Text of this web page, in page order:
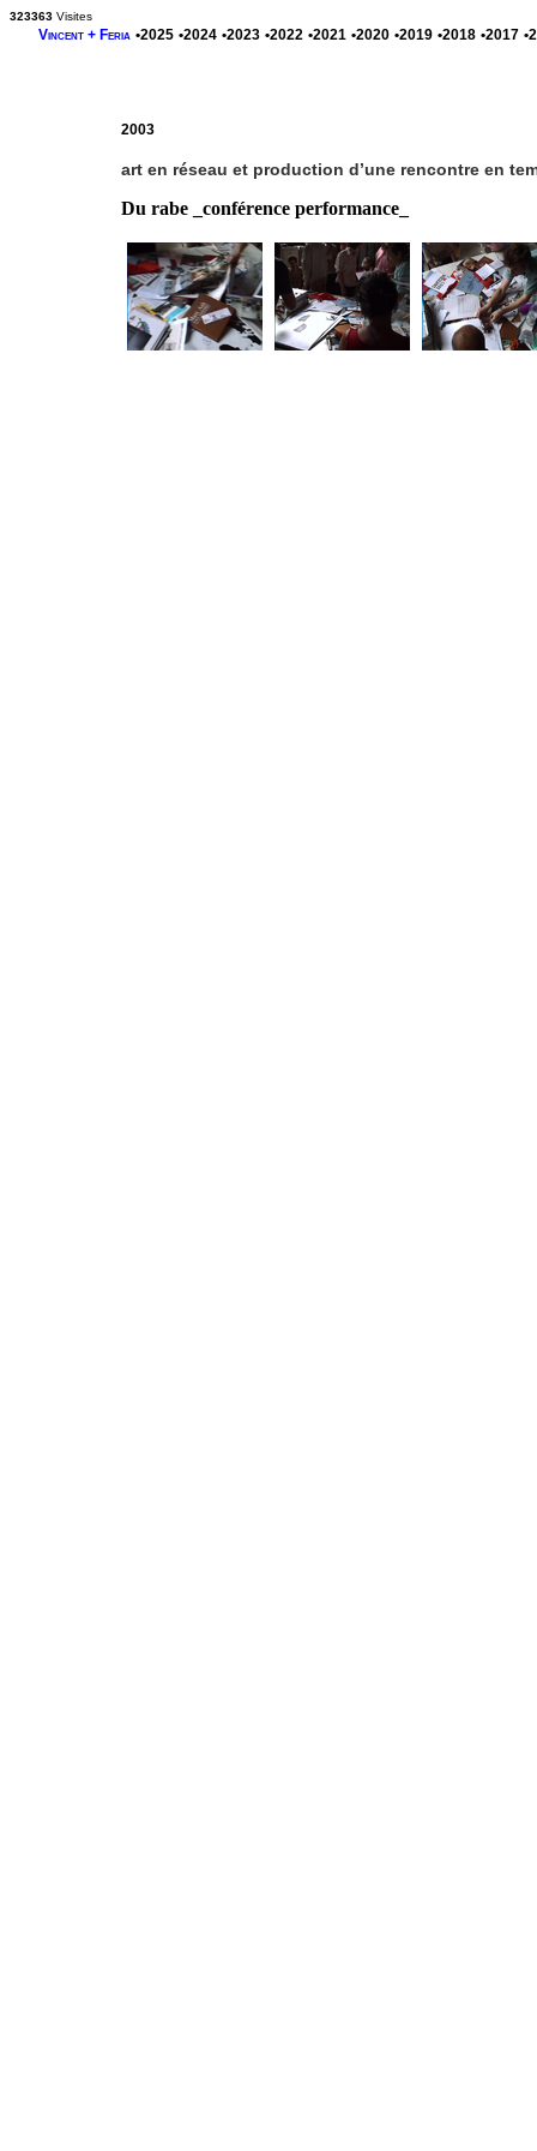
2003
art en réseau et production d’une rencontre en
Du rabe _conférence performance_
323363 Visites
Vincent + Feria •2025 •2024 •2023 •2022 •2021 •2020 •2019 •2018 •2017